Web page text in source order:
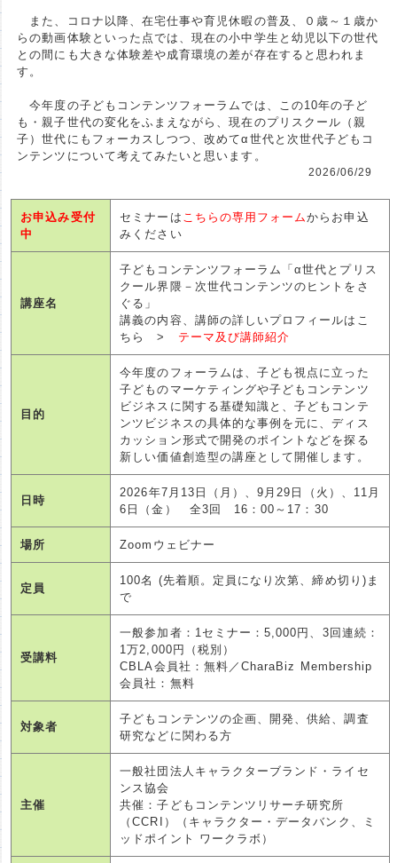
また、コロナ以降、在宅仕事や育児休暇の普及、０歳～１歳か
らの動画体験といった点では、現在の小中学生と幼児以下の世代
との間にも大きな体験差や成育環境の差が存在すると思われま
す。
今年度の子どもコンテンツフォーラムでは、この10年の子ど
も・親子世代の変化をふまえながら、現在のプリスクール（親
子）世代にもフォーカスしつつ、改めてα世代と次世代子どもコ
ンテンツについて考えてみたいと思います。
2026/06/29
お申込み受付
中
セミナーは こちらの専用フォームからお申込
みください
講座名
子どもコンテンツフォーラム「α世代とプリス
クール界隈－次世代コンテンツのヒントをさ
ぐる」
講義の内容、講師の詳しいプロフィールはこ
ちら > テーマ及び講師紹介
目的
今年度のフォーラムは、子ども視点に立った
子どものマーケティングや子どもコンテンツ
ビジネスに関する基礎知識と、子どもコンテ
ンツビジネスの具体的な事例を元に、ディス
カッション形式で開発のポイントなどを探る
新しい価値創造型の講座として開催します。
日時
2026年7月13日（月）、9月29日（火）、11月
6日（金） 全3回 16：00～17：30
場所 Zoomウェビナー
定員
100名 (先着順。定員になり次第、締め切り)ま
で
受講料
一般参加者：1セミナー：5,000円、3回連続：
1万2,000円（税別）
CBLA会員社：無料／CharaBiz Membership
会員社：無料
対象者
子どもコンテンツの企画、開発、供給、調査
研究などに関わる方
主催
一般社団法人キャラクターブランド・ライセ
ンス協会
共催：子どもコンテンツリサーチ研究所
（CCRI）（キャラクター・データバンク、ミ
ッドポイント ワークラボ）